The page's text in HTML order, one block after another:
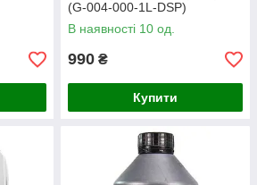
(G-004-000-1L-DSP)
В наявності 10 од.
990 ₴
Купити